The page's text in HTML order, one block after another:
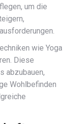
um die
wie Yoga
Diese
abzubauen,
Wohlbefinden